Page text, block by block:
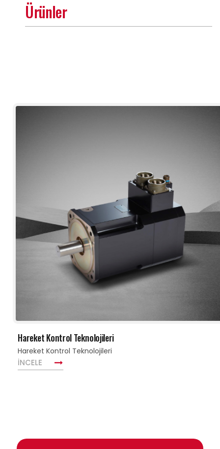
Ürünler
Hareket Kontrol Teknolojileri
Hareket Kontrol Teknolojileri
İNCELE